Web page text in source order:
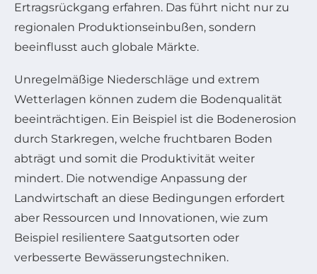
Ertragsrückgang erfahren. Das führt nicht nur zu
regionalen Produktionseinbußen, sondern
beeinflusst auch globale Märkte.
Unregelmäßige Niederschläge und extrem
Wetterlagen können zudem die Bodenqualität
beeinträchtigen. Ein Beispiel ist die Bodenerosion
durch Starkregen, welche fruchtbaren Boden
abträgt und somit die Produktivität weiter
mindert. Die notwendige Anpassung der
Landwirtschaft an diese Bedingungen erfordert
aber Ressourcen und Innovationen, wie zum
Beispiel resilientere Saatgutsorten oder
verbesserte Bewässerungstechniken.